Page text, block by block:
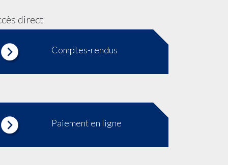
direct
Comptes-rendus
Paiement en ligne